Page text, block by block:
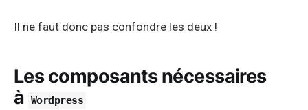
Il ne faut donc pas confondre les deux !
Les composants nécessaires
à Wordpress